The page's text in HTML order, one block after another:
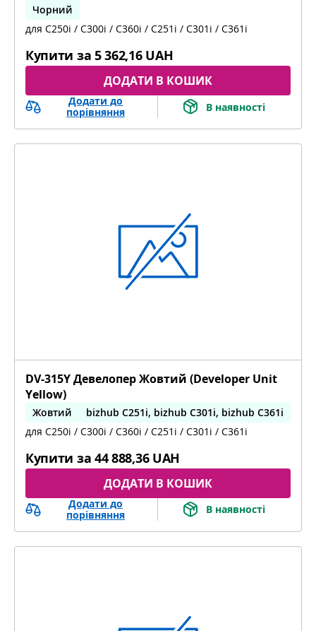
Чорний
bizhub C251i, bizhub C301i, bizhub C361i
для C250i / C300i / C360i / C251i / C301i / C361i
Купити за 5 362,16 UAH
ДОДАТИ В КОШИК
Додати до
порівняння
В наявності
DV-315Y Девелопер Жовтий (Developer Unit
Yellow)
Жовтий
bizhub C251i, bizhub C301i, bizhub C361i
для C250i / C300i / C360i / C251i / C301i / C361i
Купити за 44 888,36 UAH
ДОДАТИ В КОШИК
Додати до
порівняння
В наявності